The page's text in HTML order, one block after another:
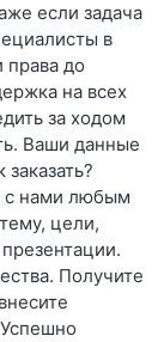
если задача
в
права до
на всех
за ходом
Ваши данные
с нами любым
цели,
Получите